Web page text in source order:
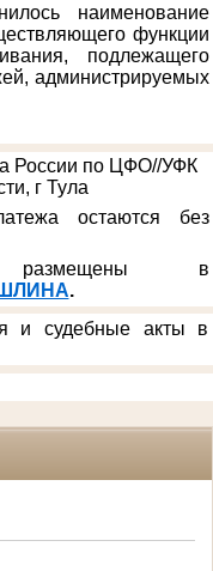
наименование
функции
подлежащего
администрируемых
России по ЦФО//УФК
г Тула
остаются без
размещены в
.
и судебные акты в